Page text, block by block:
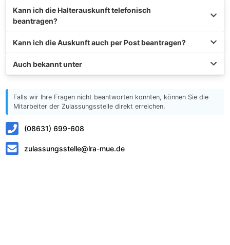
Kann ich die Halterauskunft telefonisch
beantragen?
Kann ich die Auskunft auch per Post beantragen?
Auch bekannt unter
Falls wir Ihre Fragen nicht beantworten konnten, können Sie die
Mitarbeiter der Zulassungsstelle direkt erreichen.
(08631) 699-608
zulassungsstelle@lra-mue.de